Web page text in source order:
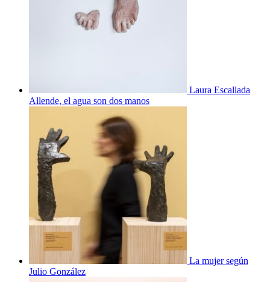
Laura Escallada
Allende, el agua son dos manos
La mujer según
Julio González